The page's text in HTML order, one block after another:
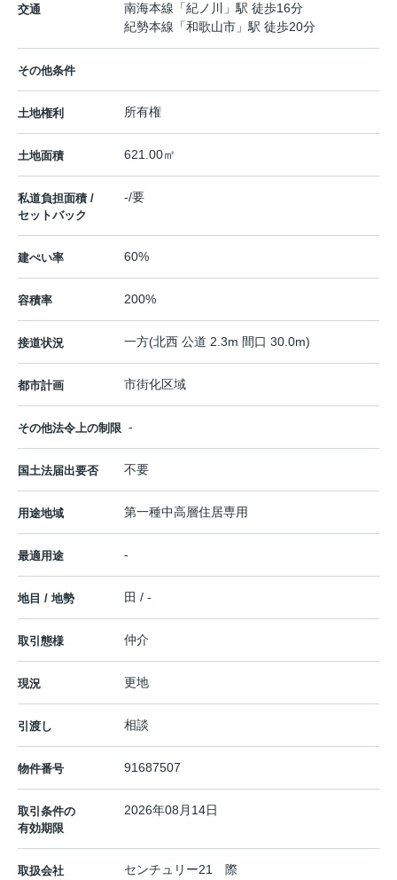
交通 南海本線 「紀ノ川
」駅 徒歩16分
紀勢本線 「和歌山市 」駅 徒歩20分
その他条件
土地権利 所有権
土地面積 621.00㎡
私道負担面積 /
セットバック
-/要
建ぺい率 60%
容積率 200%
接道状況 一方(北西 公道 2.3m 間口 30.0m)
都市計画 市街化区域
その他法令上の制限 -
国土法届出要否 不要
用途地域 第一種中高層住居専用
最適用途 -
地目 / 地勢 田 / -
取引態様 仲介
現況 更地
引渡し 相談
物件番号 91687507
取引条件の
有効期限
2026年08月14日
取扱会社
センチュリー21 際